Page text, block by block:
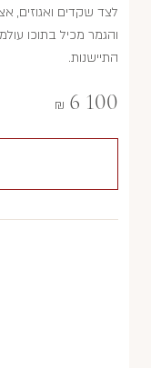
לצד שקדים ואגוזים,
והגמר מכיל בתוכו
התיישנות.
6 100
₪